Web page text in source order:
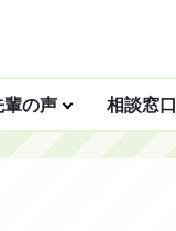
輩の声 相談窓口